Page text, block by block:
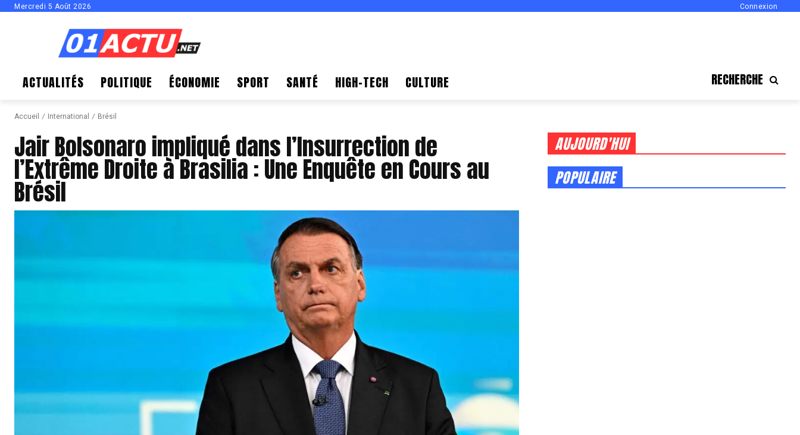
Mercredi 5 Août 2026 Connexion
ACTUALITÉS POLITIQUE ÉCONOMIE SPORT SANTÉ HIGH-TECH CULTURE RECHERCHE
Accueil International Brésil
Jair Bolsonaro impliqué dans l’Insurrection de
l’Extrême Droite à Brasilia : Une Enquête en Cours au
Brésil
AUJOURD'HUI
POPULAIRE